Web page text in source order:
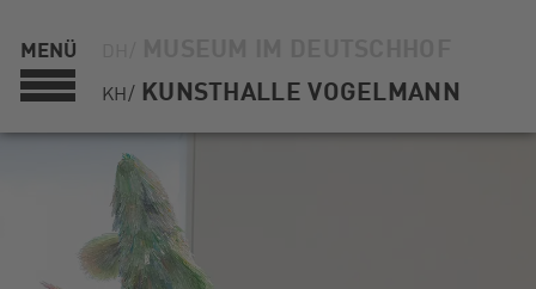
MENÜ
KH/ KUNSTHALLE VOGELMANN